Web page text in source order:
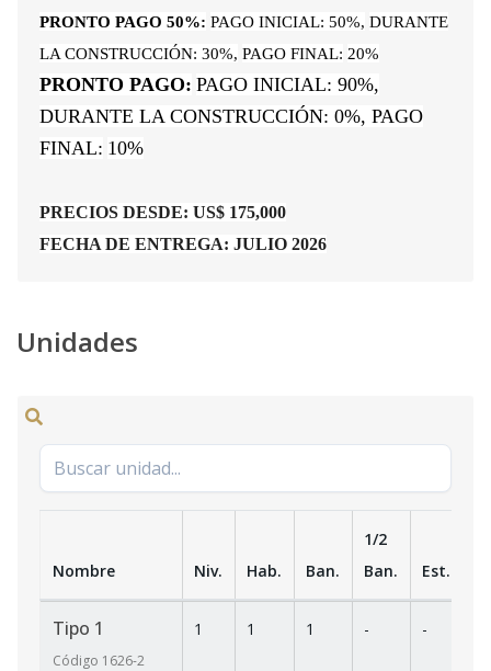
PRONTO PAGO 50%: PAGO INICIAL: 50%, DURANTE
LA CONSTRUCCIÓN: 30%, PAGO FINAL: 20%
PRONTO PAGO: PAGO INICIAL: 90%,
DURANTE LA CONSTRUCCIÓN: 0%, PAGO
FINAL: 10%
PRECIOS DESDE: US$ 175,000
FECHA DE ENTREGA: JULIO 2026
Unidades
Nombre Niv. Hab. Ban.
1/2
Ban.
Est.
Tipo 1
Código 1626-2
1 1 1 - -